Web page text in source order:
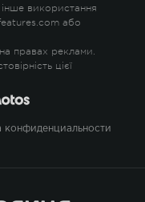
використання
або
правах реклами.
цієї
конфиденциальности